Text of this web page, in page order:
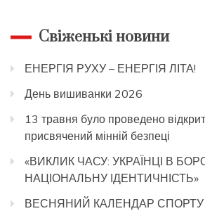
Свіженькі новини
ЕНЕРГІЯ РУХУ – ЕНЕРГІЯ ЛІТА!
День вишиванки 2026
13 травня було проведено
присвячений мінній безпеці
«ВИКЛИК ЧАСУ: УКРАЇНЦІ В
НАЦІОНАЛЬНУ ІДЕНТИЧНІСТЬ»
ВЕСНЯНИЙ КАЛЕНДАР СПОРТУ